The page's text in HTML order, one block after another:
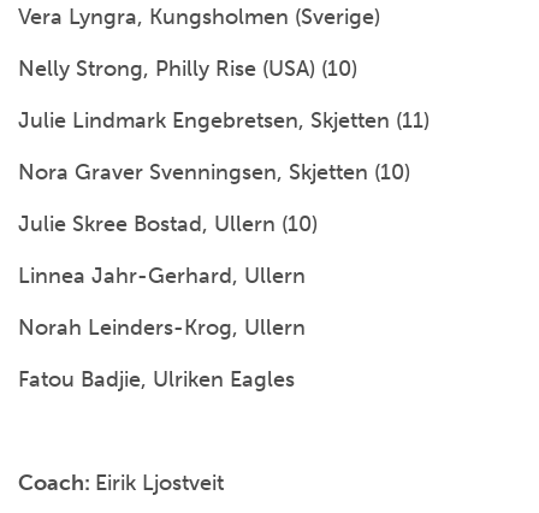
Vera Lyngra, Kungsholmen (Sverige)
Nelly Strong, Philly Rise (USA) (10)
Julie Lindmark Engebretsen, Skjetten (11)
Nora Graver Svenningsen, Skjetten (10)
Julie Skree Bostad, Ullern (10)
Linnea Jahr-Gerhard, Ullern
Norah Leinders-Krog, Ullern
Fatou Badjie, Ulriken Eagles
Coach: Eirik Ljostveit